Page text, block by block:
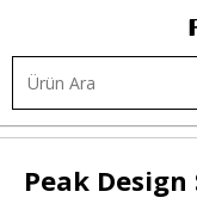
Peak Design